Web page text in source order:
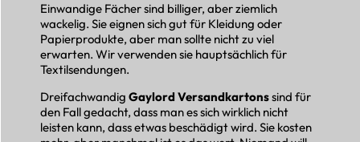
Einwandige Fächer sind billiger, aber ziemlich
wackelig. Sie eignen sich gut für Kleidung oder
Papierprodukte, aber man sollte nicht zu viel
erwarten. Wir verwenden sie hauptsächlich für
Textilsendungen.
Dreifachwandig Gaylord Versandkartonssind für
den Fall gedacht, dass man es sich wirklich nicht
leisten kann, dass etwas beschädigt wird. Sie kosten